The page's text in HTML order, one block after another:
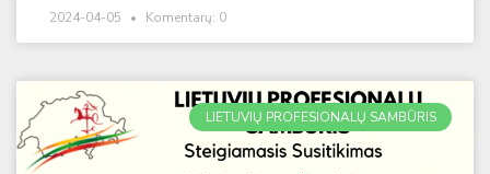
2024-04-05 Komentarų: 0
LIETUVIŲ PROFESIONALŲ SAMBŪRIS